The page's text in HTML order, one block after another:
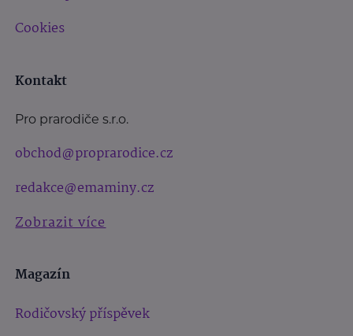
Cookies
Kontakt
Pro prarodiče s.r.o.
obchod@proprarodice.cz
redakce@emaminy.cz
Zobrazit více
Magazín
Rodičovský příspěvek